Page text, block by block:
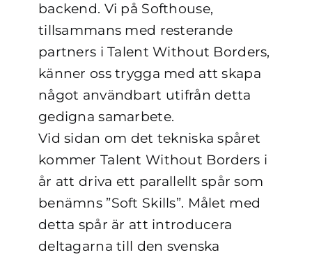
backend. Vi på Softhouse,
tillsammans med resterande
partners i Talent Without Borders,
känner oss trygga med att skapa
något användbart utifrån detta
gedigna samarbete.
Vid sidan om det tekniska spåret
kommer Talent Without Borders i
år att driva ett parallellt spår som
benämns ”Soft Skills”. Målet med
detta spår är att introducera
deltagarna till den svenska